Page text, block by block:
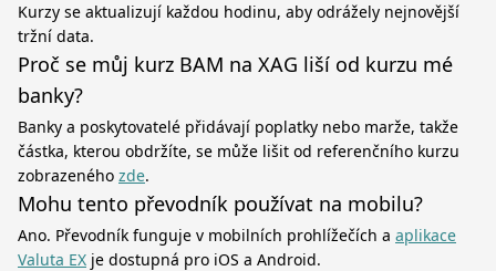
Kurzy se aktualizují každou hodinu, aby odrážely nejnovější
tržní data.
Proč se můj kurz BAM na XAG liší od kurzu mé
banky?
Banky a poskytovatelé přidávají poplatky nebo marže, takže
částka, kterou obdržíte, se může lišit od referenčního kurzu
zobrazeného zde.
Mohu tento převodník používat na mobilu?
Ano. Převodník funguje v mobilních prohlížečích a aplikace
Valuta EX je dostupná pro iOS a Android.